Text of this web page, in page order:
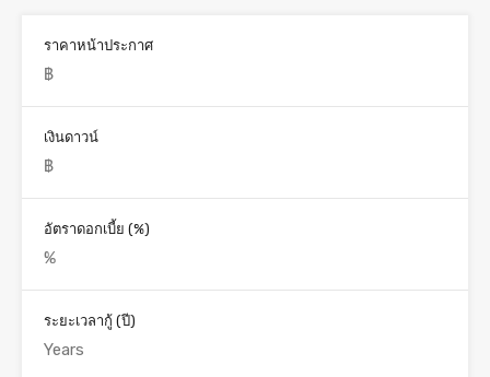
ราคาหน้าประกาศ
เงินดาวน์
อัตราดอกเบี้ย (%)
ระยะเวลากู้ (ปี)